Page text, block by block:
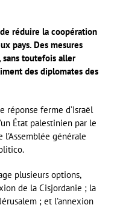
réduire la coopération
pays. Des mesures
sans toutefois aller
des diplomates des
réponse ferme d’Israël
État palestinien par le
générale
plusieurs options,
de la Cisjordanie ; la
; et l’annexion